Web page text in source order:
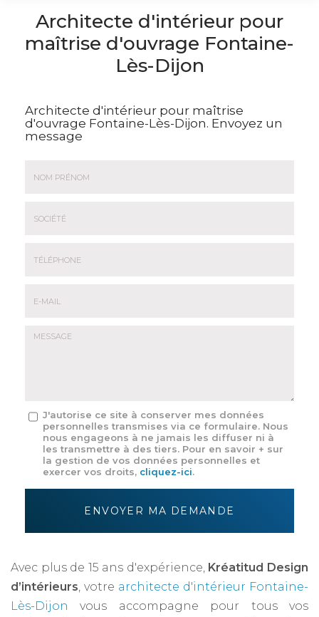
Architecte d'intérieur pour
maîtrise d'ouvrage Fontaine-
Lès-Dijon
Architecte d'intérieur pour maîtrise
d'ouvrage Fontaine-Lès-Dijon. Envoyez un
message
Message
J'autorise ce site à conserver mes données
personnelles transmises via ce formulaire. Nous
nous engageons à ne jamais les diffuser ni à
les transmettre à des tiers. Pour en savoir + sur
la gestion de vos données personnelles et
exercer vos droits, cliquez-ici.
Acceptation
ENVOYER MA DEMANDE
Avec plus de 15 ans d'expérience, Kréatitud Design
d’intérieurs, votre architecte d'intérieur Fontaine-
Lès-Dijon
vous accompagne pour tous vos